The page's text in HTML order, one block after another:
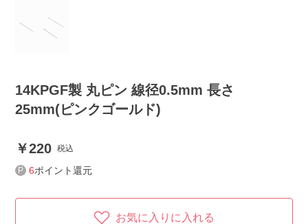
14KPGF製 丸ピン 線径0.5mm 長さ
25mm(ピンクゴールド)
220 税込
6ポイント還元
お気に入りに入れる